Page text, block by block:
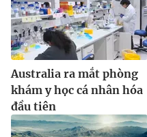
Australia ra mắt phòng
khám y học cá nhân hóa
đầu tiên